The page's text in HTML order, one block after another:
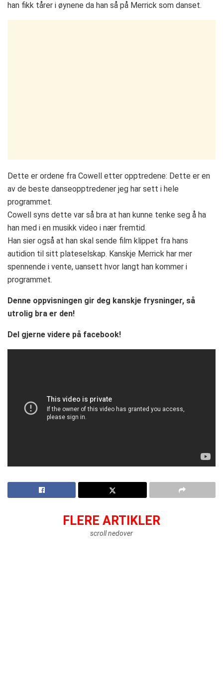
han fikk tårer i øynene da han så på Merrick som danset.
Dette er ordene fra Cowell etter opptredene: Dette er en
av de beste danseopptredener jeg har sett i hele
programmet.
Cowell syns dette var så bra at han kunne tenke seg å ha
han med i en musikk video i nær fremtid.
Han sier også at han skal sende film klippet fra hans
autidion til sitt plateselskap. Kanskje Merrick har mer
spennende i vente, uansett hvor langt han kommer i
programmet.
Denne oppvisningen gir deg kanskje frysninger, så
utrolig bra er den!
Del gjerne videre på facebook!
FLERE ARTIKLER
scroll nedover